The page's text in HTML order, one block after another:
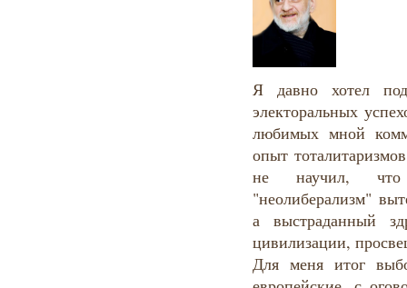
Я давно хотел
электоральных
любимых мной
опыт
не научил, что
"неолиберализм"
а выстраданный
цивилизации,
Для меня итог